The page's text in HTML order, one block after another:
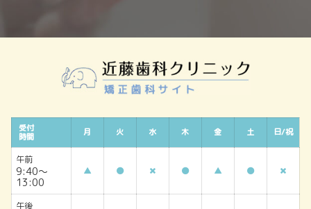
受付
時間
月 火 水 木 金 土 日/祝
午前
9:40～
13:00
▲ ▲
午後